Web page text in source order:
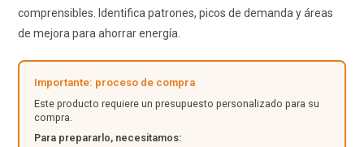
comprensibles. Identifica patrones, picos de demanda y áreas
de mejora para ahorrar energía.
Importante: proceso de compra
Este producto requiere un presupuesto personalizado para su
compra.
Para prepararlo, necesitamos: